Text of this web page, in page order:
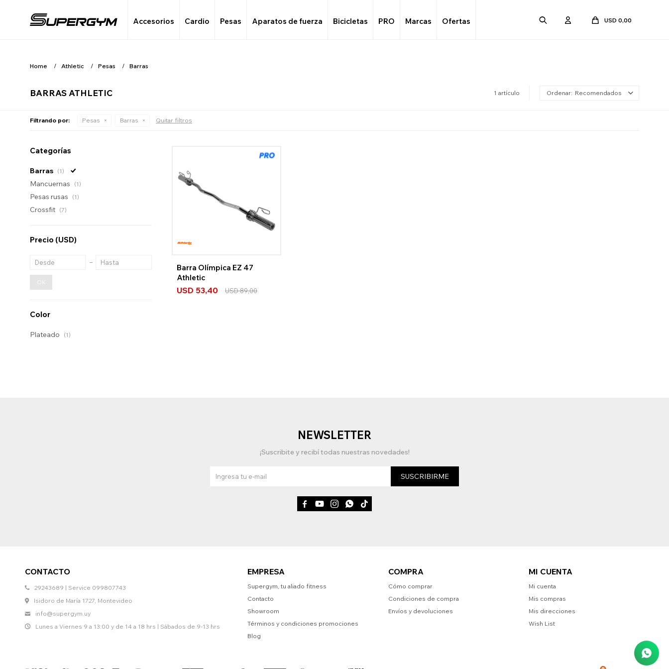
Accesorios Cardio Pesas Aparatos de fuerza Bicicletas PRO Marcas Ofertas USD 0,00
Home Athletic Pesas Barras
BARRAS ATHLETIC 1 artículo Recomendados
Filtrando por: Pesas Barras Quitar filtros
Barra Olímpica EZ 47
Athletic
USD 53,40 USD89,00
Categorías
Barras (1)
Mancuernas (1)
Pesas rusas (1)
Crossfit (7)
Precio (USD)
OK
Color
Plateado (1)
CONTACTO
29243689 | Service 099807743
Isidoro de María 1727, Montevideo
info@supergym.uy
Lunes a Viernes 9 a 13:00 y de 14 a 18 hrs | Sábados de 9-13 hrs
EMPRESA
Supergym, tu aliado fitness
Contacto
Showroom
Términos y condiciones promociones
Blog
COMPRA
Cómo comprar
Condiciones de compra
Envíos y devoluciones
MI CUENTA
Mi cuenta
Mis compras
Mis direcciones
Wish List
NEWSLETTER
¡Suscribite y recibí todas nuestras novedades!
SUSCRIBIRME
    